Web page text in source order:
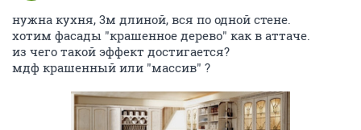
нужна кухня, 3м длиной, вся по одной стене.
хотим фасады "крашенное дерево" как в аттаче.
из чего такой эффект достигается?
мдф крашенный или "массив" ?